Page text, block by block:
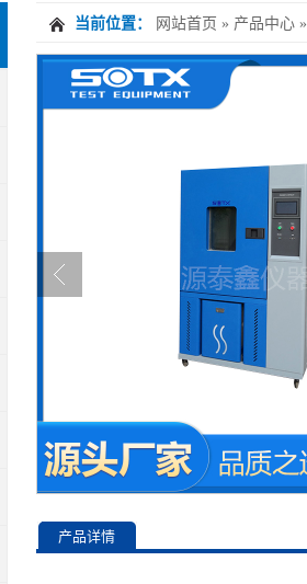
当前位置： 网站首页 » 产品中心 »
产品详情